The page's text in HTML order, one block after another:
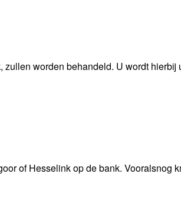
worden behandeld. U wordt hierbij
of Hesselink op de bank. Vooralsnog